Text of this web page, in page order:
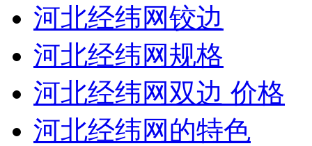
河北经纬网铰边
河北经纬网规格
河北经纬网双边 价格
河北经纬网的特色